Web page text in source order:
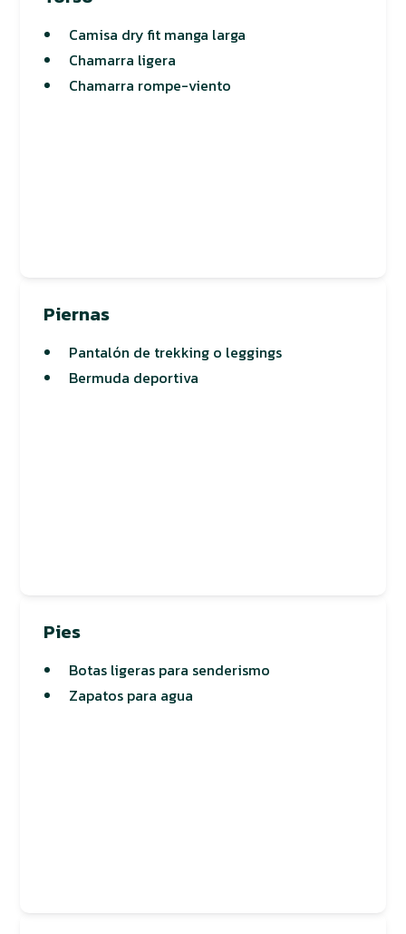
Camisa dry fit manga larga
Chamarra ligera
Chamarra rompe-viento
Piernas
Pantalón de trekking o leggings
Bermuda deportiva
Pies
Botas ligeras para senderismo
Zapatos para agua